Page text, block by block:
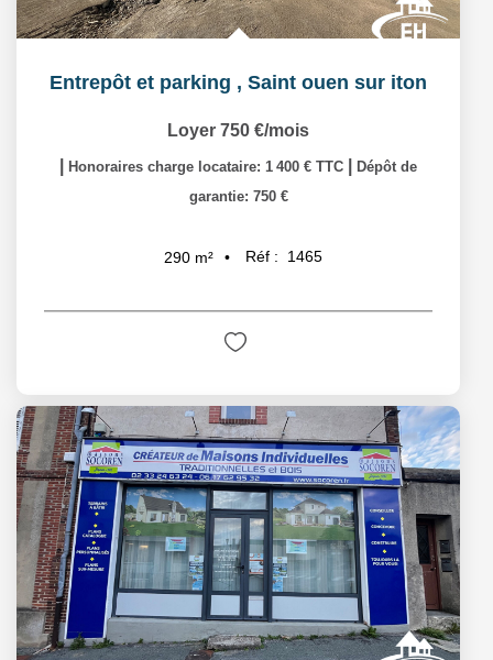
Entrepôt et parking , Saint ouen sur iton
Loyer 750 €/mois
Honoraires charge locataire: 1 400 € TTC
Dépôt de
garantie: 750 €
290 m² Réf : 1465